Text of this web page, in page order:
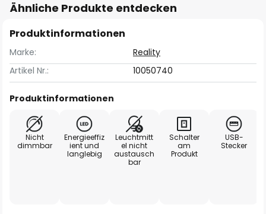
Ähnliche Produkte entdecken
Produktinformationen
Marke:
Reality
Artikel Nr.:
10050740
Produktinformationen
Nicht
dimmbar
Energieeffiz
ient und
langlebig
Leuchtmitt
el nicht
austausch
bar
Schalter
am
Produkt
USB-
Stecker